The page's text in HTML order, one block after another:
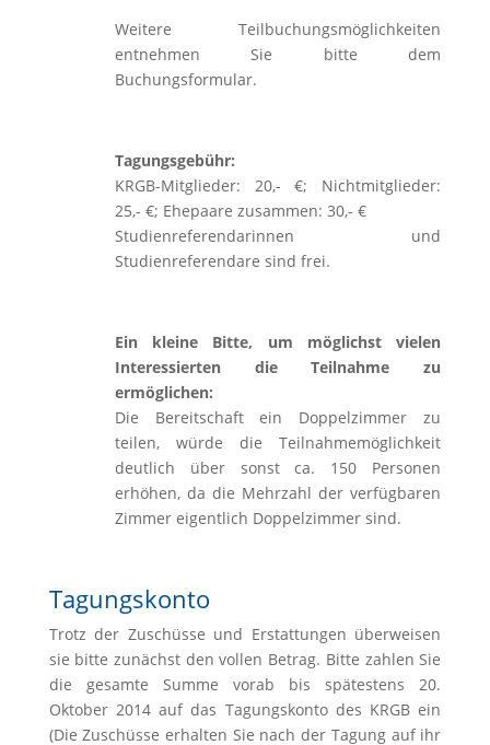
Weitere Teilbuchungsmöglichkeiten
entnehmen Sie bitte dem
Buchungsformular.
Tagungsgebühr:
KRGB-Mitglieder: 20,- €; Nichtmitglieder:
25,- €; Ehepaare zusammen: 30,- €
Studienreferendarinnen und
Studienreferendare sind frei.
Ein kleine Bitte, um möglichst vielen
Interessierten die Teilnahme zu
ermöglichen:
Die Bereitschaft ein Doppelzimmer zu
teilen, würde die Teilnahmemöglichkeit
deutlich über sonst ca. 150 Personen
erhöhen, da die Mehrzahl der verfügbaren
Zimmer eigentlich Doppelzimmer sind.
Tagungskonto
Trotz der Zuschüsse und Erstattungen überweisen
sie bitte zunächst den vollen Betrag. Bitte zahlen Sie
die gesamte Summe vorab bis spätestens 20.
Oktober 2014 auf das Tagungskonto des KRGB ein
(Die Zuschüsse erhalten Sie nach der Tagung auf ihr